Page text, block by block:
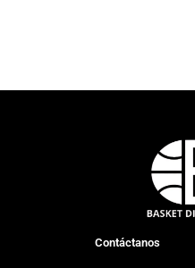
Contáctanos